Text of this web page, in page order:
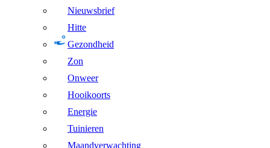
Nieuwsbrief
Hitte
Gezondheid
Zon
Onweer
Hooikoorts
Energie
Tuinieren
Maandverwachting